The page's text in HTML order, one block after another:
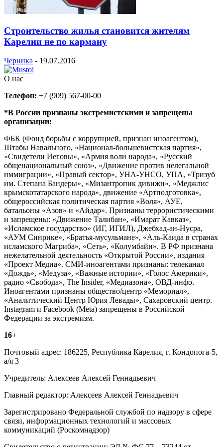
Строительство жилья становится жителям
Карелии не по карману
Черника - 19.07.2016
О нас
Телефон: +7 (909) 567-00-00
*В России признаны экстремистскими и запрещены
организации:
ФБК (Фонд борьбы с коррупцией, признан иноагентом),
Штабы Навального, «Национал-большевистская партия»,
«Свидетели Иеговы», «Армия воли народа», «Русский
общенациональный союз», «Движение против нелегальной
иммиграции», «Правый сектор», УНА-УНСО, УПА, «Тризуб
им. Степана Бандеры», «Мизантропик дивижн», «Меджлис
крымскотатарского народа», движение «Артподготовка»,
общероссийская политическая партия «Воля», АУЕ,
батальоны «Азов» и «Айдар». Признаны террористическими
и запрещены: «Движение Талибан», «Имарат Кавказ»,
«Исламское государство» (ИГ, ИГИЛ), Джебхад-ан-Нусра,
«АУМ Синрике», «Братья-мусульмане», «Аль-Каида в странах
исламского Магриба», «Сеть», «Колумбайн». В РФ признана
нежелательной деятельность «Открытой России», издания
«Проект Медиа». СМИ-иноагентами признаны: телеканал
«Дождь», «Медуза», «Важные истории», «Голос Америки»,
радио «Свобода», The Insider, «Медиазона», ОВД-инфо.
Иноагентами признаны общество/центр «Мемориал»,
«Аналитический Центр Юрия Левады», Сахаровский центр.
Instagram и Facebook (Metа) запрещены в Российской
Федерации за экстремизм.
16+
Почтовый адрес: 186225, Республика Карелия, г. Кондопога-5,
а/я 3
Учредитель: Алексеев Алексей Геннадьевич
Главный редактор: Алексеев Алексей Геннадьевич
Зарегистрировано Федеральной службой по надзору в сфере
связи, информационных технологий и массовых
коммуникаций (Роскомнадзор)